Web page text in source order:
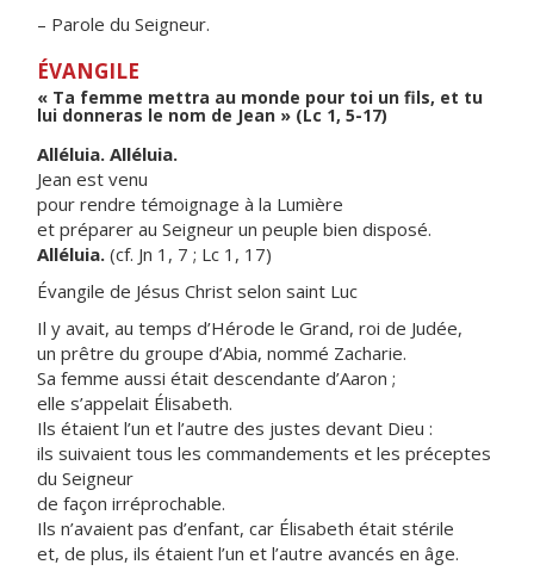
– Parole du Seigneur.
ÉVANGILE
« Ta femme mettra au monde pour toi un fils, et tu
lui donneras le nom de Jean » (Lc 1, 5-17)
Alléluia. Alléluia.
Jean est venu
pour rendre témoignage à la Lumière
et préparer au Seigneur un peuple bien disposé.
Alléluia. (cf. Jn 1, 7 ; Lc 1, 17)
Évangile de Jésus Christ selon saint Luc
Il y avait, au temps d’Hérode le Grand, roi de Judée,
un prêtre du groupe d’Abia, nommé Zacharie.
Sa femme aussi était descendante d’Aaron ;
elle s’appelait Élisabeth.
Ils étaient l’un et l’autre des justes devant Dieu :
ils suivaient tous les commandements et les préceptes
du Seigneur
de façon irréprochable.
Ils n’avaient pas d’enfant, car Élisabeth était stérile
et, de plus, ils étaient l’un et l’autre avancés en âge.